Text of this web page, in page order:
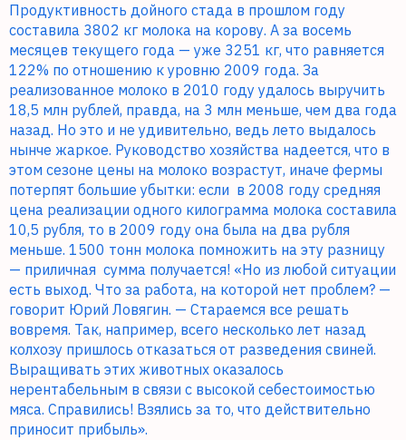
Продуктивность дойного стада в прошлом году
составила 3802 кг молока на корову. А за восемь
месяцев текущего года — уже 3251 кг, что равняется
122% по отношению к уровню 2009 года. За
реализованное молоко в 2010 году удалось выручить
18,5 млн рублей, правда, на 3 млн меньше, чем два года
назад. Но это и не удивительно, ведь лето выдалось
нынче жаркое. Руководство хозяйства надеется, что в
этом сезоне цены на молоко возрастут, иначе фермы
потерпят большие убытки: если в 2008 году средняя
цена реализации одного килограмма молока составила
10,5 рубля, то в 2009 году она была на два рубля
меньше. 1500 тонн молока помножить на эту разницу
— приличная сумма получается! «Но из любой ситуации
есть выход. Что за работа, на которой нет проблем? —
говорит Юрий Ловягин. — Стараемся все решать
вовремя. Так, например, всего несколько лет назад
колхозу пришлось отказаться от разведения свиней.
Выращивать этих животных оказалось
нерентабельным в связи с высокой себестоимостью
мяса. Справились! Взялись за то, что действительно
приносит прибыль».